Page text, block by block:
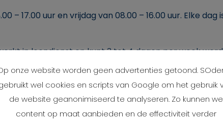
17.00 uur en vrijdag van 08.00 – 16.00 uur. Elke dag
in loondienst en kunt 3 tot 4 dagen per week
onze website worden geen advertenties getoond.
wel cookies en scripts van Google om het gebruik
de website geanonimiseerd te analyseren. Zo kunnen we
content op maat aanbieden en de effectiviteit verder